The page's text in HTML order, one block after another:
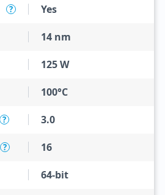
? Yes
14 nm
125 W
100°C
? 3.0
? 16
64-bit